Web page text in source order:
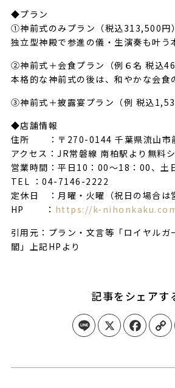
◆プラン
①神前式のみプラン（税込313,500円）
独立型神殿で参進の儀・生演奏も叶う
②神前式＋会食プラン（例６名 税込
本格的な神前式の後は、和やかな会食
③神前式＋披露宴プラン（例 税込
◆店舗情報
住所 ：〒270-0144 千葉県流山市
アクセス：JR常磐線 南柏駅より無料
営業時間：平日10：00～18：00、土
TEL ：04-7146-2222
定休日 ：月曜・火曜（祝日の場合は
HP ： https://k-
引用元：プラン・文言等「ロイヤルガ
閣」上記HPより
記事をシェアす
Line X Facebook Copy Link